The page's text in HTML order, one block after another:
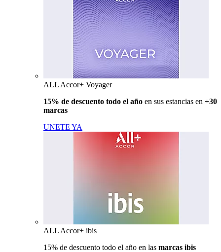
ALL Accor+ Voyager
15% de descuento todo el año en sus estancias en +30
marcas
UNETE YA
ALL Accor+ ibis
15% de descuento todo el año en las marcas ibis